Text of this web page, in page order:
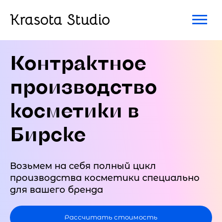
Krasota Studio
Контрактное
производство
косметики в
Бирске
Возьмем на себя полный цикл
производства косметики специально
для вашего бренда
Рассчитать стоимость